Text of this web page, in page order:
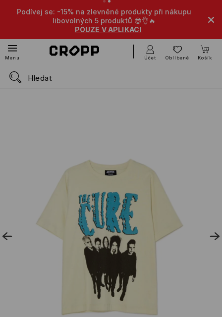
Podívej se: -15% na zlevněné produkty při nákupu
libovolných 5 produktů 😎👌🔥
POUZE V APLIKACI
Menu Účet Oblíbené Košík